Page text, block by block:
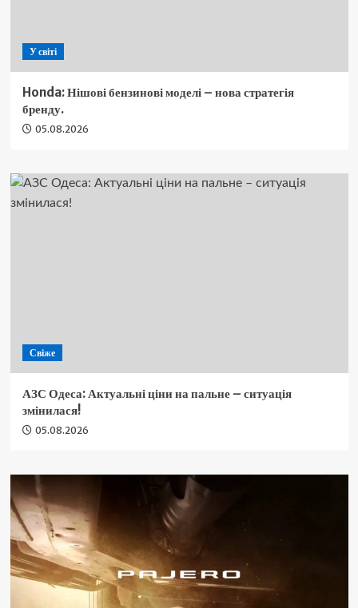
У світі
Honda: Нішові бензинові моделі – нова стратегія
бренду.
05.08.2026
Свіже
АЗС Одеса: Актуальні ціни на пальне – ситуація
змінилася!
05.08.2026